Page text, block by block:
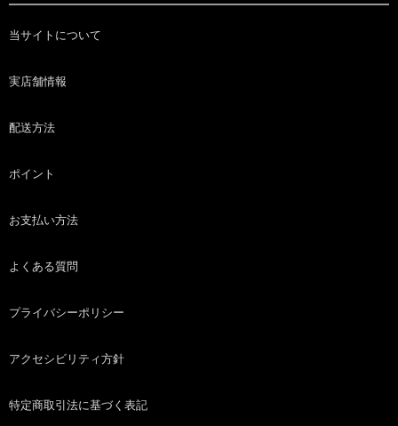
当サイトについて
実店舗情報
配送方法
ポイント
お支払い方法
よくある質問
プライバシーポリシー
アクセシビリティ方針
特定商取引法に基づく表記